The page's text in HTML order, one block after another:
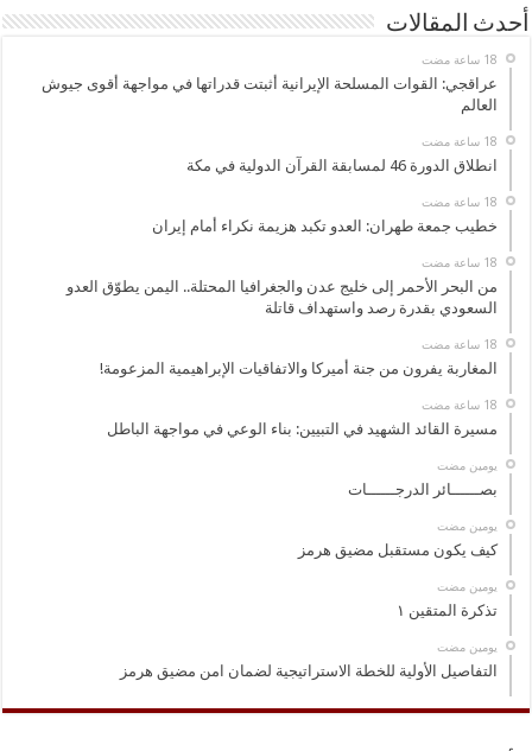
أحدث المقالات
عراقجي: القوات المسلحة الإيرانية أثبتت قدراتها في مواجهة أقوى جيوش
العالم
انطلاق الدورة 46 لمسابقة القرآن الدولية في مكة
خطيب جمعة طهران: العدو تكبد هزيمة نكراء أمام إيران
من البحر الأحمر إلى خليج عدن والجغرافيا المحتلة.. اليمن يطوّق العدو
السعودي بقدرة رصد واستهداف قاتلة
المغاربة يفرون من جنة أميركا والاتفاقيات الإبراهيمية المزعومة!
مسيرة القائد الشهيد في التبيين: بناء الوعي في مواجهة الباطل
‏يومين مضت
بصــــــائر الدرجــــــات
‏يومين مضت
كيف يكون مستقبل مضيق هرمز
‏يومين مضت
تذكرة المتقين ١
‏يومين مضت
التفاصيل الأولية للخطة الاستراتيجية لضمان امن مضيق هرمز